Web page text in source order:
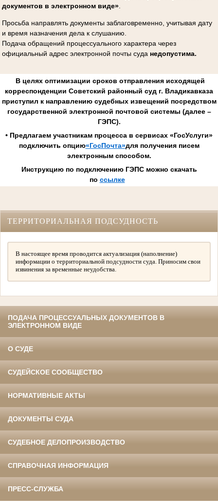
документов в электронном виде».
Просьба направлять документы заблаговременно, учитывая дату
и время назначения дела к слушанию.
Подача обращений процессуального характера через
официальный адрес электронной почты суда недопустима.
В целях оптимизации сроков отправления исходящей
корреспонденции Советский районный суд г. Владикавказа
приступил к направлению судебных извещений посредством
государственной электронной почтовой системы (далее –
ГЭПС).
• Предлагаем участникам процесса в сервисах «ГосУслуги»
подключить опцию«ГосПочта»для получения писем
электронным способом.
Инструкцию по подключению ГЭПС можно скачать
по ссылке
ТЕРРИТОРИАЛЬНАЯ ПОДСУДНОСТЬ
В настоящее время проводится актуализация (наполнение)
информации о территориальной подсудности суда. Приносим свои
извинения за временные неудобства.
ПОДАЧА ПРОЦЕССУАЛЬНЫХ ДОКУМЕНТОВ В
ЭЛЕКТРОННОМ ВИДЕ
О СУДЕ
СУДЕЙСКОЕ СООБЩЕСТВО
НОРМАТИВНЫЕ АКТЫ
ДОКУМЕНТЫ СУДА
СУДЕБНОЕ ДЕЛОПРОИЗВОДСТВО
СПРАВОЧНАЯ ИНФОРМАЦИЯ
ПРЕСС-СЛУЖБА